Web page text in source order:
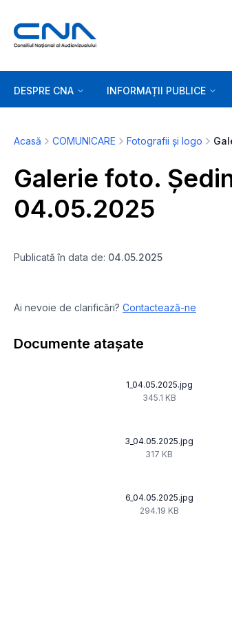
DESPRE CNA INFORMAȚII PUBLICE
Acasă COMUNICARE Fotografii și logo
Galerie foto.
04.05.2025
Publicată în data de: 04.05.2025
Ai nevoie de clarificări? Contactează-ne
Documente atașate
1_04.05.2025.jpg
345.1 KB
3_04.05.2025.jpg
317 KB
6_04.05.2025.jpg
294.19 KB